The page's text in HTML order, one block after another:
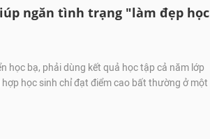
ngăn tình trạng "làm đẹp học
học bạ, phải dùng kết quả học tập cả năm lớp
học sinh chỉ đạt điểm cao bất thường ở một